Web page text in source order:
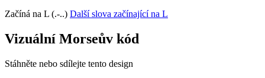
Začíná na L (.-..) Další slova začínající na L
Vizuální Morseův kód
Stáhněte nebo sdílejte tento design